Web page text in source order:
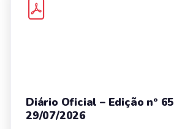
Diário Oficial – Edição nº
29/07/2026